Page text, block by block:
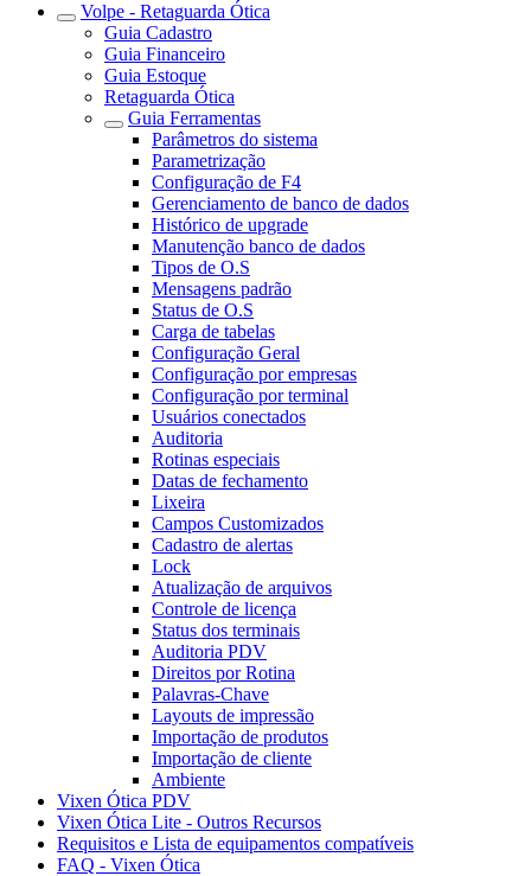
Volpe - Retaguarda Ótica
Guia Cadastro
Guia Financeiro
Guia Estoque
Retaguarda Ótica
Guia Ferramentas
Parâmetros do sistema
Parametrização
Configuração de F4
Gerenciamento de banco de dados
Histórico de upgrade
Manutenção banco de dados
Tipos de O.S
Mensagens padrão
Status de O.S
Carga de tabelas
Configuração Geral
Configuração por empresas
Configuração por terminal
Usuários conectados
Auditoria
Rotinas especiais
Datas de fechamento
Lixeira
Campos Customizados
Cadastro de alertas
Lock
Atualização de arquivos
Controle de licença
Status dos terminais
Auditoria PDV
Direitos por Rotina
Palavras-Chave
Layouts de impressão
Importação de produtos
Importação de cliente
Ambiente
Vixen Ótica PDV
Vixen Ótica Lite - Outros Recursos
Requisitos e Lista de equipamentos compatíveis
FAQ - Vixen Ótica